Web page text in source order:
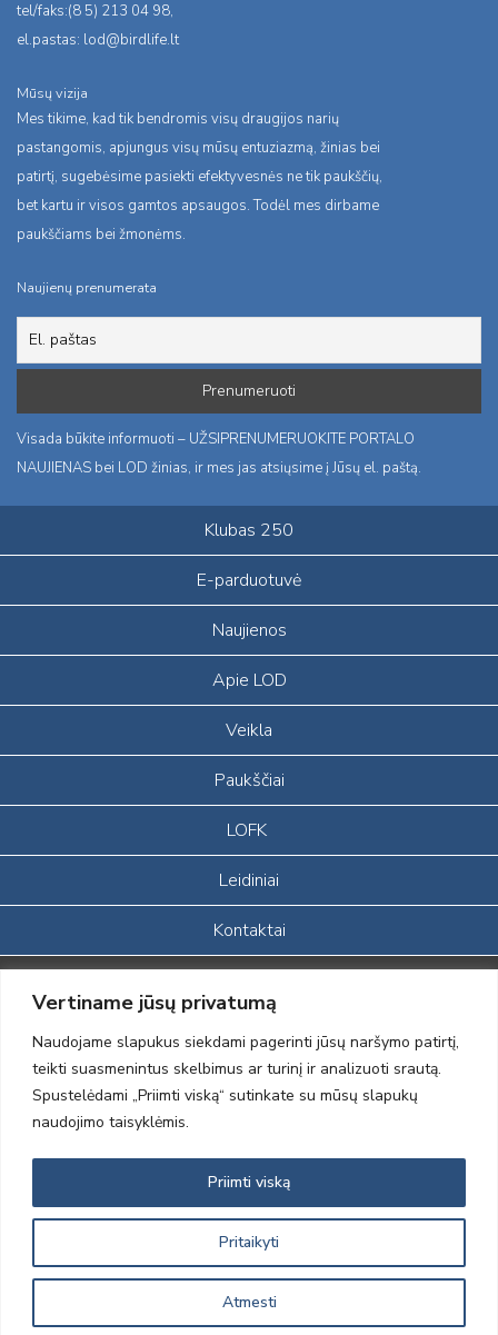
Vertiname jūsų privatumą
Naudojame slapukus siekdami pagerinti jūsų naršymo patirtį,
teikti suasmenintus skelbimus ar turinį ir analizuoti srautą.
Spustelėdami „Priimti viską“ sutinkate su mūsų slapukų
naudojimo taisyklėmis.
Pritaikyti
Atmesti
Priimti viską
tel/faks:(8 5) 213 04 98,
el.pastas: lod@birdlife.lt
Mūsų vizija
Mes tikime, kad tik bendromis visų draugijos narių
pastangomis, apjungus visų mūsų entuziazmą, žinias bei
patirtį, sugebėsime pasiekti efektyvesnės ne tik paukščių,
bet kartu ir visos gamtos apsaugos. Todėl mes dirbame
paukščiams bei žmonėms.
Naujienų prenumerata
Visada būkite informuoti – UŽSIPRENUMERUOKITE PORTALO
NAUJIENAS bei LOD žinias, ir mes jas atsiųsime į Jūsų el. paštą.
Klubas 250
E-parduotuvė
Naujienos
Apie LOD
Veikla
Paukščiai
LOFK
Leidiniai
Kontaktai
Portalas sukurtas įgyvendinant Lietuvos Respublikos, Europos
ekonominės erdvės ir Norvegijos finansinių mechanizmų iš dalies
finansuojamą paprojektį
„LOD visuomeninės /gamtosauginės veiklos sustiprinimas ir įvaizdžio
formavimas įtraukiant visuomenę į aplinkosauginių tyrimų veiklą“
(paprojekčio
įgyvendinimo sutarties numeris 2004-LT0008-NVO-1EEE/NOR-02-
2012 © Lietuvos Ornitologų Draugija © 2014, Visos teisės saugomos
Electronic Solutions for Business